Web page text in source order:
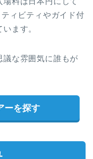
ィビティやガイド付
ます。
議な雰囲気に誰もが
ーを探す